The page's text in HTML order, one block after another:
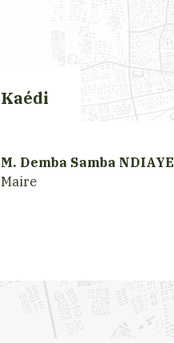
Kaédi
M. Demba Samba NDIAYE
Maire